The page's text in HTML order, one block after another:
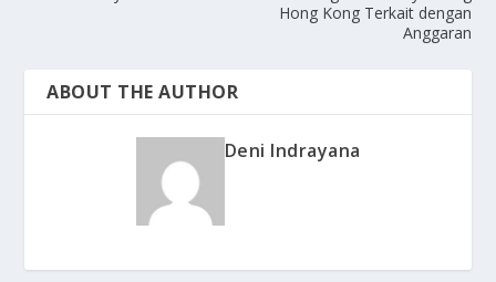
Hong Kong Terkait dengan
Anggaran
ABOUT THE AUTHOR
Deni Indrayana